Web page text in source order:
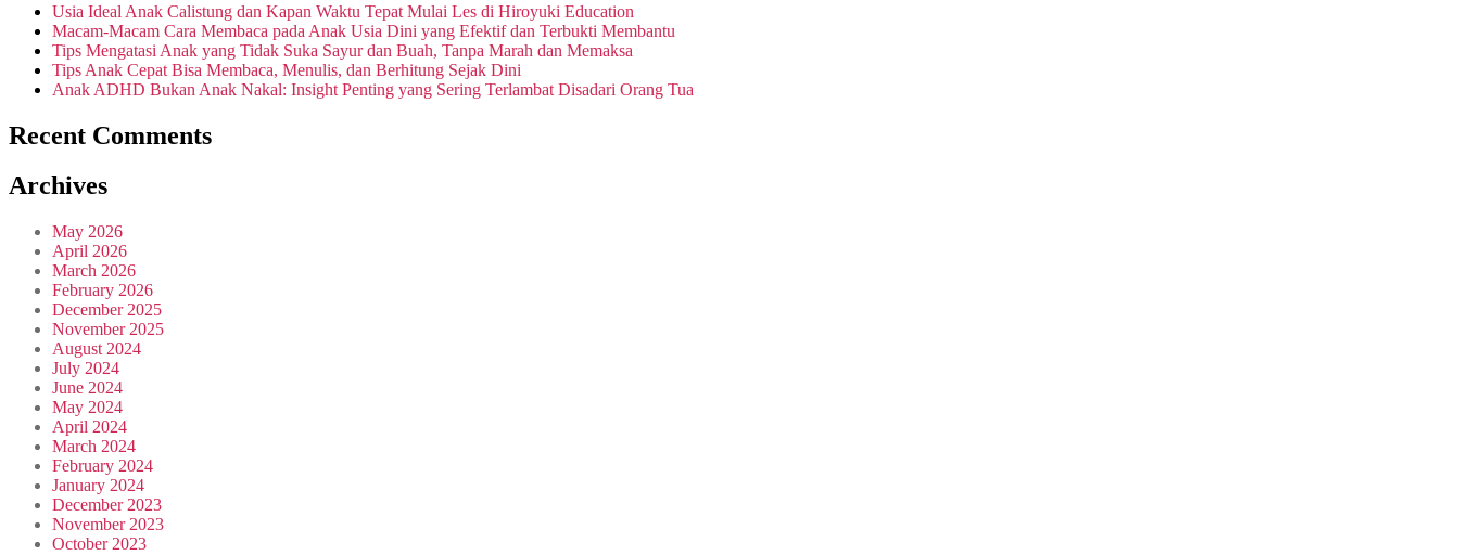
Usia Ideal Anak Calistung dan Kapan Waktu Tepat Mulai Les di Hiroyuki Education
Macam-Macam Cara Membaca pada Anak Usia Dini yang Efektif dan Terbukti Membantu
Tips Mengatasi Anak yang Tidak Suka Sayur dan Buah, Tanpa Marah dan Memaksa
Tips Anak Cepat Bisa Membaca, Menulis, dan Berhitung Sejak Dini
Anak ADHD Bukan Anak Nakal: Insight Penting yang Sering Terlambat Disadari Orang Tua
Recent Comments
Archives
May 2026
April 2026
March 2026
February 2026
December 2025
November 2025
August 2024
July 2024
June 2024
May 2024
April 2024
March 2024
February 2024
January 2024
December 2023
November 2023
October 2023